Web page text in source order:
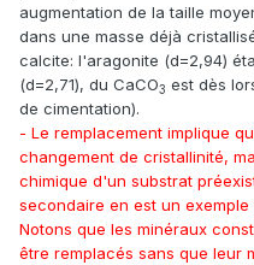
augmentation de la taille
dans une masse déjà
calcite: l'aragonite (d=2,94)
(d=2,71), du CaCO3 est dès
de cimentation).
- Le remplacement implique
changement de cristallinité,
chimique d'un substrat
secondaire en est un
Notons que les minéraux
être remplacés sans que leur